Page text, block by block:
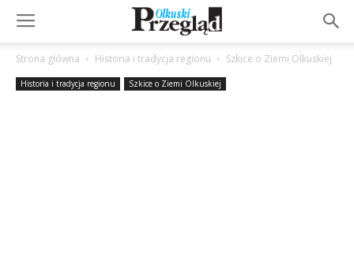
Strona główna Historia i tradycja regionu Szkice o Ziemi Olkuskiej
Historia i tradycja regionu Szkice o Ziemi Olkuskiej